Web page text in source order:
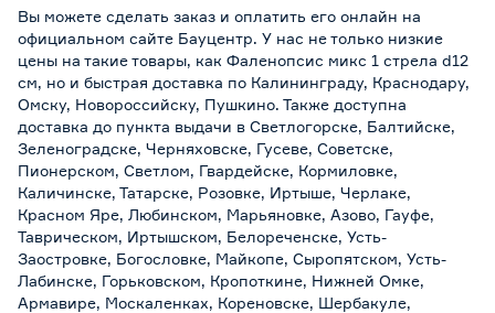
Вы можете сделать заказ и оплатить его онлайн на
официальном сайте Бауцентр. У нас не только низкие
цены на такие товары, как Фаленопсис микс 1 стрела d12
см, но и быстрая доставка по Калининграду, Краснодару,
Омску, Новороссийску, Пушкино. Также доступна
доставка до пункта выдачи в Светлогорске, Балтийске,
Зеленоградске, Черняховске, Гусеве, Советске,
Пионерском, Светлом, Гвардейске, Кормиловке,
Каличинске, Татарске, Розовке, Иртыше, Черлаке,
Красном Яре, Любинском, Марьяновке, Азово, Гауфе,
Таврическом, Иртышском, Белореченске, Усть-
Заостровке, Богословке, Майкопе, Сыропятском, Усть-
Лабинске, Горьковском, Кропоткине, Нижней Омке,
Армавире, Москаленках, Кореновске, Шербакуле,